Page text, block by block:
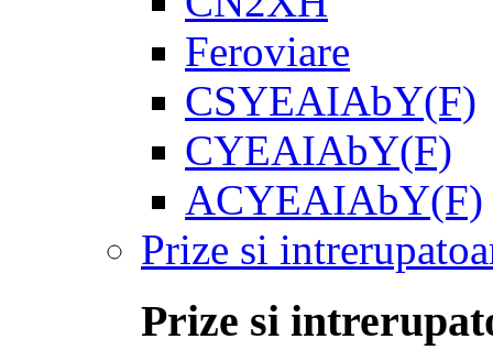
Feroviare
CSYEAIAbY(F)
CYEAIAbY(F)
ACYEAIAbY(F)
Prize si
Prize si